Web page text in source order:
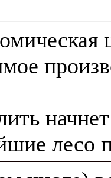
лесо